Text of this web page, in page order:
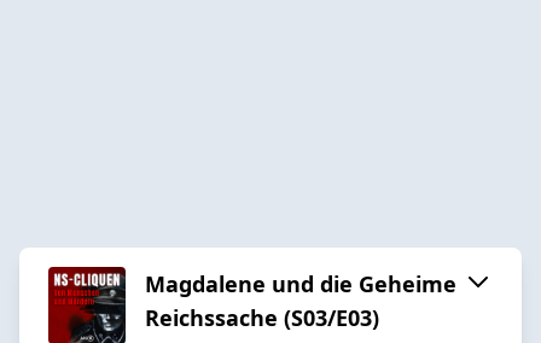
Magdalene und die Geheime
Reichssache (S03/E03)